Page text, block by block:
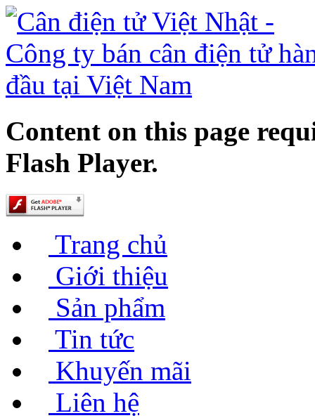
Content on this page
Flash Player.
Trang chủ
Giới thiệu
Sản phẩm
Tin tức
Khuyến mãi
Liên hệ